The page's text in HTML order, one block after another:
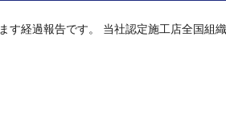
す経過報告です。 当社認定施工店全国組